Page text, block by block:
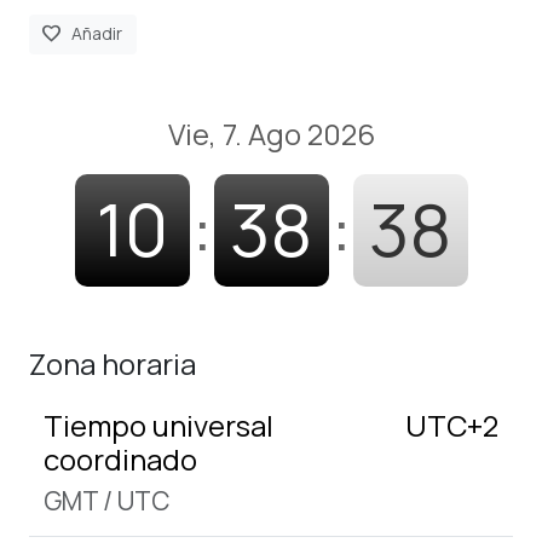
favorite Añadir
Vie, 7. Ago 2026
10 : 38 : 39
Zona horaria
Tiempo universal
coordinado
GMT/ UTC
UTC+2